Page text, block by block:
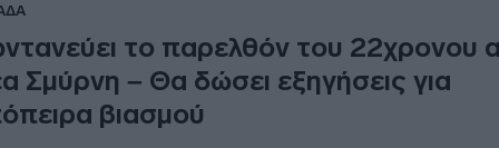
το παρελθόν του 22χρονου
Σμύρνη – Θα δώσει εξηγήσεις για
βιασμού